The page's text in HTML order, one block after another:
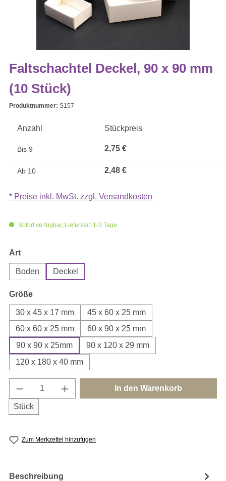
Faltschachtel Deckel, 90 x 90 mm
(10 Stück)
Produktnummer: S157
Anzahl Stückpreis
Bis 9 2,75 €
Ab 10 2,48 €
* Preise inkl. MwSt. zzgl. Versandkosten
Sofort verfügbar, Lieferzeit: 1-3 Tage
Artauswählen
Boden Deckel
Größeauswählen
30 x 45 x 17 mm
45 x 60 x 25 mm
60 x 60 x 25 mm
60 x 90 x 25 mm
90 x 90 x 25mm
90 x 120 x 29 mm
120 x 180 x 40 mm
Produkt Anzahl: Gib den gewünschten
Stück
In den Warenkorb
Zum Merkzettel hinzufügen
Beschreibung